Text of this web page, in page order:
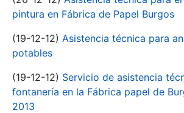
pintura en Fábrica de Papel Burgos
(19-12-12) Asistencia técnica para
potables
(19-12-12) Servicio de asistencia
fontanería en la Fábrica papel de
2013